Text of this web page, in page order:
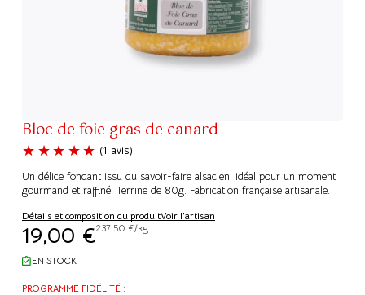
Bloc de foie gras de canard
Un délice fondant issu du savoir-faire alsacien, idéal pour un moment
gourmand et raffiné. Terrine de 80g. Fabrication française artisanale.
Détails et composition du produitVoir l'artisan
19,00 €237.50 €/kg
EN STOCK
PROGRAMME FIDÉLITÉ :